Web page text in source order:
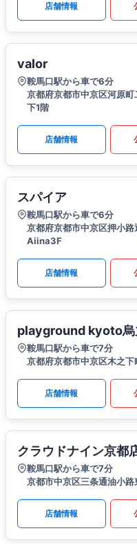
店舗情報
valor
鞍馬口駅から車で6分
京都府京都市中京区河原
下1階
店舗情報
スパイア
鞍馬口駅から車で6分
京都府京都市中京区押小
Aiina3F
店舗情報
playground kyoto烏
鞍馬口駅から車で7分
京都府京都市中京区木之
店舗情報
クラウドナイン京都
鞍馬口駅から車で7分
京都市中京区三条通油小
店舗情報